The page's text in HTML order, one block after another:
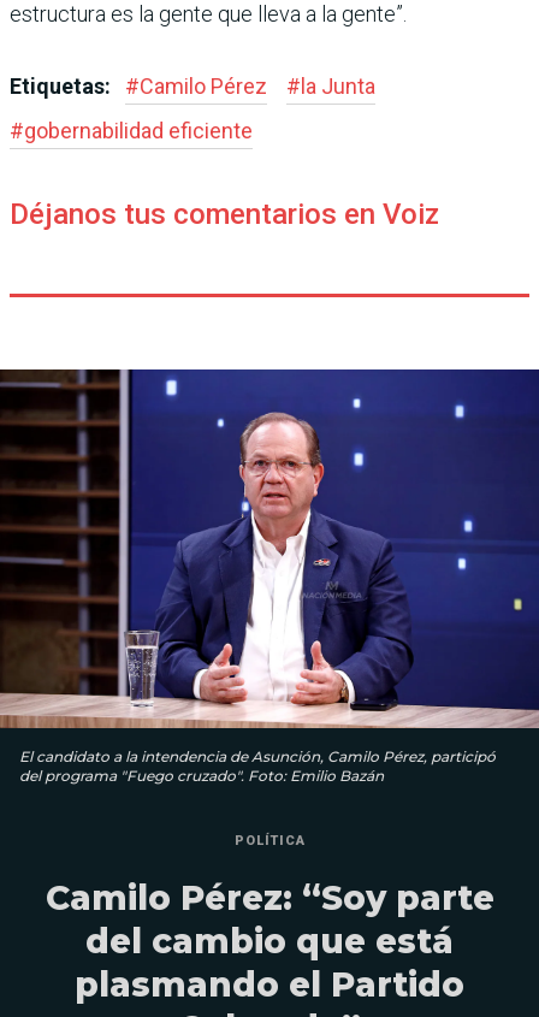
estructura es la gente que lleva a la gente”.
Etiquetas: #Camilo Pérez # la Junta
#gobernabilidad eficiente
Déjanos tus comentarios en Voiz
El candidato a la intendencia de Asunción, Camilo Pérez, participó
del programa "Fuego cruzado". Foto: Emilio Bazán
POLÍTICA
Camilo Pérez: “Soy parte
del cambio que está
plasmando el Partido